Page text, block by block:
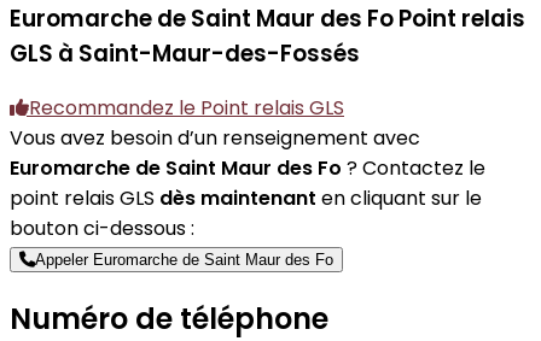
Euromarche de Saint Maur des FoPoint relais
GLS à Saint-Maur-des-Fossés
Recommandez le Point relais GLS
Vous avez besoin d’un renseignement avec
Euromarche de Saint Maur des Fo ? Contactez le
point relais GLS dès maintenant en cliquant sur le
bouton ci-dessous :
Appeler Euromarche de Saint Maur des Fo
Numéro de téléphone